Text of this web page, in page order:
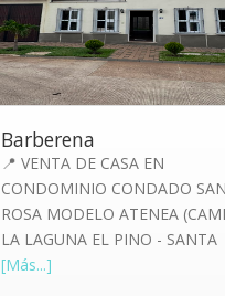
Barberena
📍 VENTA DE CASA EN
CONDOMINIO CONDADO
ROSA MODELO ATENEA
LA LAGUNA EL PINO - SANTA
[Más...]